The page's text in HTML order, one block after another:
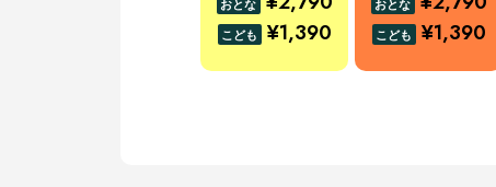
おとな
こども ¥1,390
おとな
こども ¥1,390